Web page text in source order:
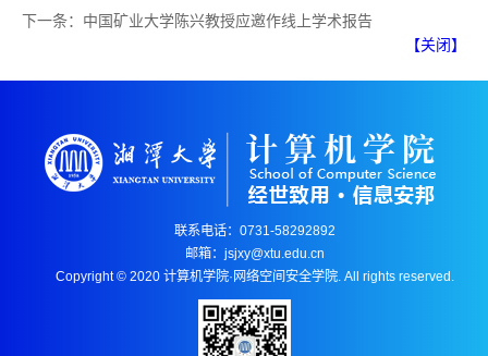
下一条： 中国矿业大学陈兴教授应邀作线上学术报告
【关闭】
联系电话：0731-58292892
邮箱：jsjxy@xtu.edu.cn
Copyright © 2020 计算机学院·网络空间安全学院. All rights reserved.